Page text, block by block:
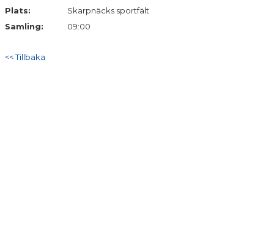
Plats:
Skarpnäcks sportfält
Samling:
09:00
<< Tillbaka